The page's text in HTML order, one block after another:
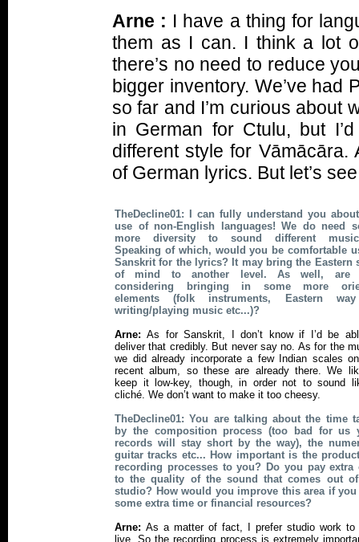
Arne : I have a thing for
them as I can. I think a lot
there’s no need to reduce
bigger inventory. We’ve had
so far and I’m curious about
in German for Ctulu, but
different style for Vāmācāra.
of German lyrics. But let’s
TheDecline01: I can fully understand you
use of non-English languages! We do need
more diversity to sound different
Speaking of which, would you be comfortable
Sanskrit for the lyrics? It may bring the Eastern
of mind to another level. As well, are
considering bringing in some more
elements (folk instruments, Eastern
writing/playing music etc...)?
Arne:As for Sanskrit, I don’t know if I’d be
deliver that credibly. But never say no. As for the
we did already incorporate a few Indian scales
recent album, so these are already there. We
keep it low-key, though, in order not to sound
cliché. We don’t want to make it too cheesy.
TheDecline01: You are talking about the time
by the composition process (too bad for us
records will stay short by the way), the
guitar tracks etc... How important is the
recording processes to you? Do you pay extra
to the quality of the sound that comes out
studio? How would you improve this area if you
some extra time or financial resources?
Arne: As a matter of fact, I prefer studio work to
live. So the recording process is extremely